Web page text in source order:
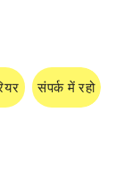
संपर्क में रहो